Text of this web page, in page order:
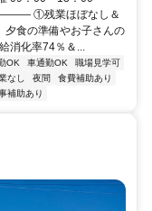
①残業ほぼなし＆
夕食の準備やお子さんの
消化率74％＆...
OK 車通勤OK
職場見学可
なし 夜間
食費補助あり
補助あり